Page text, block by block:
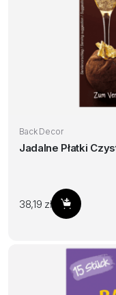
Back Decor
Jadalne Płatki
38,19 zł Dodaj do